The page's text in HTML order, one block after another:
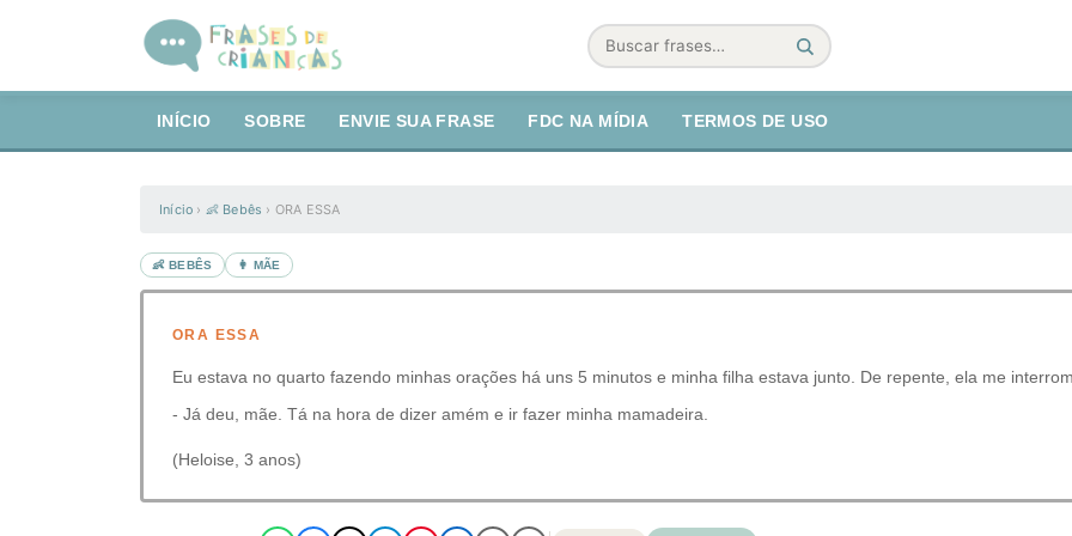
Buscar
INÍCIO SOBRE ENVIE SUA FRASE FDC NA MÍDIA TERMOS DE USO
Início › 👶 Bebês › ORA ESSA
👶 BEBÊS 👩 MÃE
ORA ESSA
Eu estava no quarto fazendo minhas orações há uns 5 minutos e minha filha estava junto. De repente, ela me
- Já deu, mãe. Tá na hora de dizer amém e ir fazer minha mamadeira.
(Heloise, 3 anos)